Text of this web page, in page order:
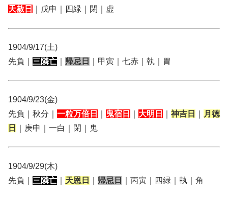
天赦日
｜戊申｜四緑｜閉｜虚
1904/9/17(土)
先負｜ 三隣亡 帰忌日 ｜甲寅｜七赤｜執｜胃
1904/9/23(金)
先負｜秋分｜ 一粒万倍日 鬼宿日 大明日 神吉日
月徳
日
｜庚申｜一白｜閉｜鬼
1904/9/29(木)
先負｜ 三隣亡 天恩日 帰忌日 ｜丙寅｜四緑｜執｜角